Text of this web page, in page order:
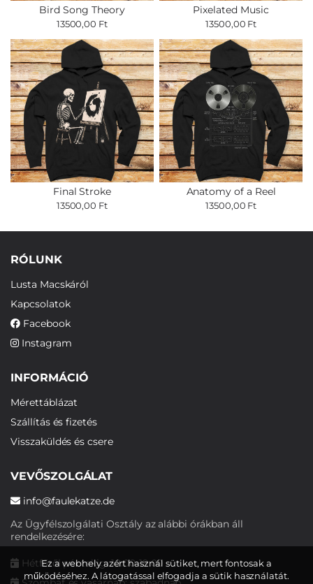
Bird Song Theory
13500,00 Ft
Pixelated Music
13500,00 Ft
Final Stroke
13500,00 Ft
Anatomy of a Reel
13500,00 Ft
RÓLUNK
Lusta Macskáról
Kapcsolatok
Facebook
Instagram
INFORMÁCIÓ
Mérettáblázat
Szállítás és fizetés
Visszaküldés és csere
VEVŐSZOLGÁLAT
info@faulekatze.de
Az Ügyfélszolgálati Osztály az alábbi órákban áll
rendelkezésére:
Hétfőtől péntekig: 10:00-19:00
Ez a webhely azért használ sütiket, mert fontosak a
működéséhez. A látogatással elfogadja a sütik használatát.